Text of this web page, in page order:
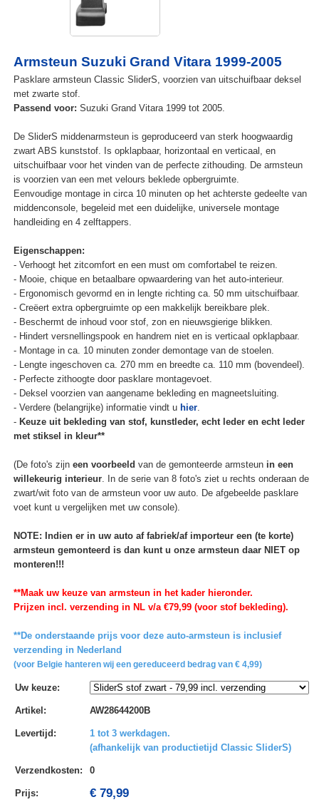
Armsteun Suzuki Grand Vitara 1999-2005
Pasklare armsteun Classic SliderS, voorzien van uitschuifbaar deksel
met zwarte stof.
Passend voor: Suzuki Grand Vitara 1999 tot 2005.
De SliderS middenarmsteun is geproduceerd van sterk hoogwaardig
zwart ABS kunststof. Is opklapbaar, horizontaal en verticaal, en
uitschuifbaar voor het vinden van de perfecte zithouding. De armsteun
is voorzien van een met velours beklede opbergruimte.
Eenvoudige montage in circa 10 minuten op het achterste gedeelte van
middenconsole, begeleid met een duidelijke, universele montage
handleiding en 4 zelftappers.
Eigenschappen:
- Verhoogt het zitcomfort en een must om comfortabel te reizen.
- Mooie, chique en betaalbare opwaardering van het auto-interieur.
- Ergonomisch gevormd en in lengte richting ca. 50 mm uitschuifbaar.
- Creëert extra opbergruimte op een makkelijk bereikbare plek.
- Beschermt de inhoud voor stof, zon en nieuwsgierige blikken.
- Hindert versnellingspook en handrem niet en is verticaal opklapbaar.
- Montage in ca. 10 minuten zonder demontage van de stoelen.
- Lengte ingeschoven ca. 270 mm en breedte ca. 110 mm (bovendeel).
- Perfecte zithoogte door pasklare montagevoet.
- Deksel voorzien van aangename bekleding en magneetsluiting.
- Verdere (belangrijke) informatie vindt u hier.
- Keuze uit bekleding van stof, kunstleder, echt leder en echt leder
met stiksel in kleur**
(De foto's zijn een voorbeeld van de gemonteerde armsteun in een
willekeurig interieur. In de serie van 8 foto's ziet u rechts onderaan de
zwart/wit foto van de armsteun voor uw auto. De afgebeelde pasklare
voet kunt u vergelijken met uw console).
NOTE: Indien er in uw auto af fabriek/af importeur een (te korte)
armsteun gemonteerd is dan kunt u onze armsteun daar NIET op
monteren!!!
**Maak uw keuze van armsteun in het kader hieronder.
Prijzen incl. verzending in NL v/a €79,99 (voor stof bekleding).
**De onderstaande prijs voor deze auto-armsteun is inclusief
verzending in Nederland
(voor Belgie hanteren wij een gereduceerd bedrag van € 4,99)
Uw keuze:
Artikel : AW28644200B
Levertijd :
1 tot 3 werkdagen.
(afhankelijk van productietijd Classic SliderS)
Verzendkosten: 0
Prijs: € 79,99